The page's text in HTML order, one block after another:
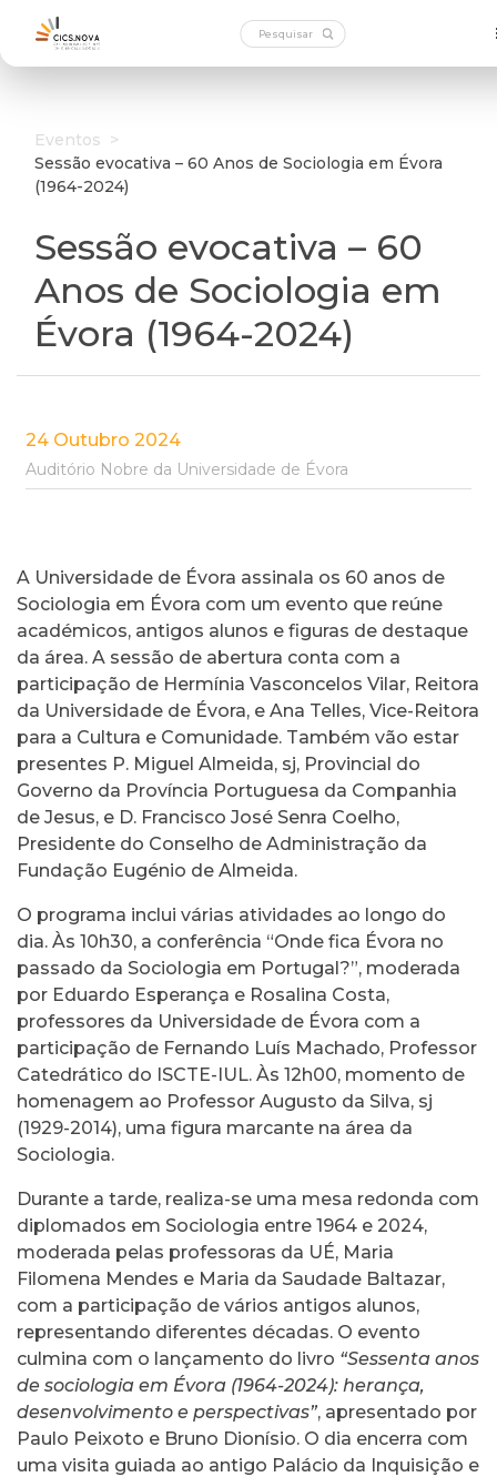
Eventos >
Sessão evocativa – 60 Anos de Sociologia em Évora
(1964-2024)
Sessão evocativa – 60
Anos de Sociologia em
Évora (1964-2024)
A Universidade de Évora assinala os 60 anos de
Sociologia em Évora com um evento que reúne
académicos, antigos alunos e figuras de destaque
da área. A sessão de abertura conta com a
participação de Hermínia Vasconcelos Vilar, Reitora
da Universidade de Évora, e Ana Telles, Vice-Reitora
para a Cultura e Comunidade. Também vão estar
presentes P. Miguel Almeida, sj, Provincial do
Governo da Província Portuguesa da Companhia
de Jesus, e D. Francisco José Senra Coelho,
Presidente do Conselho de Administração da
Fundação Eugénio de Almeida.
O programa inclui várias atividades ao longo do
dia. Às 10h30, a conferência “Onde fica Évora no
passado da Sociologia em Portugal?”, moderada
por Eduardo Esperança e Rosalina Costa,
professores da Universidade de Évora com a
participação de Fernando Luís Machado, Professor
Catedrático do ISCTE-IUL. Às 12h00, momento de
homenagem ao Professor Augusto da Silva, sj
(1929-2014), uma figura marcante na área da
Sociologia.
Durante a tarde, realiza-se uma mesa redonda com
diplomados em Sociologia entre 1964 e 2024,
moderada pelas professoras da UÉ, Maria
Filomena Mendes e Maria da Saudade Baltazar,
com a participação de vários antigos alunos,
representando diferentes décadas. O evento
culmina com o lançamento do livro “Sessenta anos
de sociologia em Évora (1964-2024): herança,
desenvolvimento e perspectivas”, apresentado por
Paulo Peixoto e Bruno Dionísio. O dia encerra com
uma visita guiada ao antigo Palácio da Inquisição e
24 Outubro 2024
Auditório Nobre da Universidade de Évora